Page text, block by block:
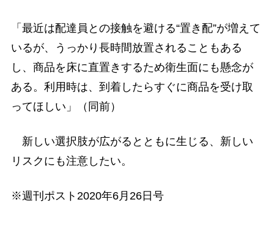
「最近は配達員との接触を避ける“置き配”が増えて
いるが、うっかり長時間放置されることもある
し、商品を床に直置きするため衛生面にも懸念が
ある。利用時は、到着したらすぐに商品を受け取
ってほしい」（同前）
新しい選択肢が広がるとともに生じる、新しい
リスクにも注意したい。
※週刊ポスト2020年6月26日号